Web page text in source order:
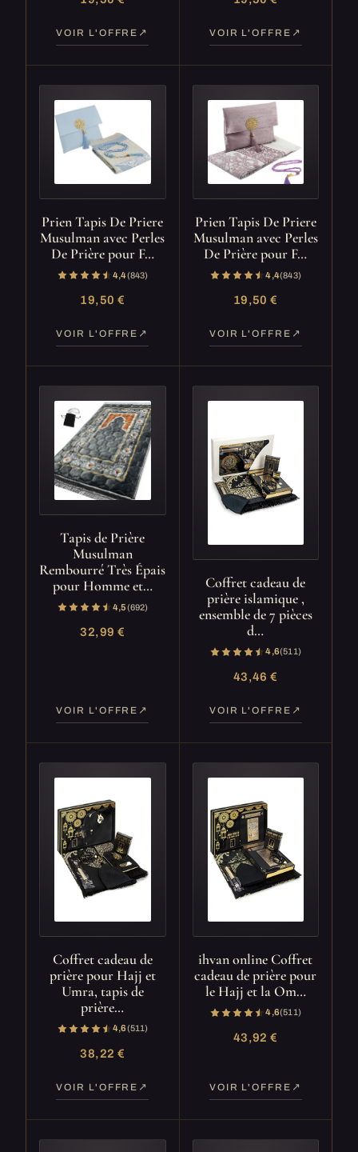
VOIR L'OFFRE VOIR L'OFFRE
Prien Tapis De Priere
Musulman avec Perles
De Prière pour F…
4,4(843)
19,50 €
VOIR L'OFFRE
Prien Tapis De Priere
Musulman avec Perles
De Prière pour F…
4,4(843)
19,50 €
VOIR L'OFFRE
Tapis de Prière
Musulman
Rembourré Très Épais
pour Homme et…
4,5(692)
32,99 €
VOIR L'OFFRE
Coffret cadeau de
prière islamique ,
ensemble de 7 pièces
d…
4,6(511)
43,46 €
VOIR L'OFFRE
Coffret cadeau de
prière pour Hajj et
Umra, tapis de
prière…
4,6(511)
38,22 €
VOIR L'OFFRE
ihvan online Coffret
cadeau de prière pour
le Hajj et la Om…
4,6(511)
43,92 €
VOIR L'OFFRE